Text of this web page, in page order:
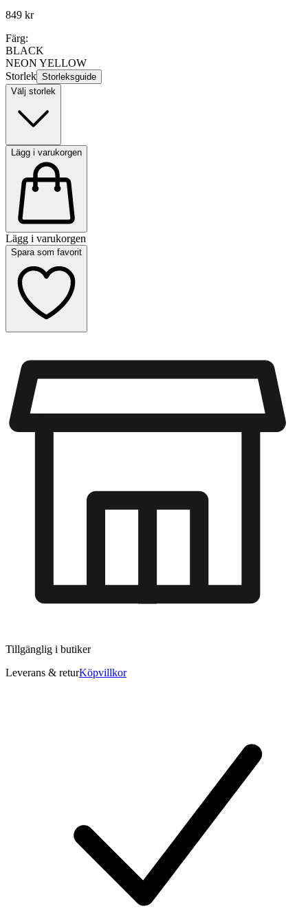
849 kr
Färg:
BLACK
NEON YELLOW
Storlek Storleksguide
Välj storlek
Lägg i varukorgen
Lägg i varukorgen
Spara som favorit
Tillgänglig i butiker
Leverans & returKöpvillkor